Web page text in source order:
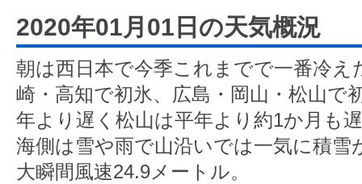
2020年01月01日の天気概況
朝は西日本で今季これまでで一番冷え
崎・高知で初氷、広島・岡山・松山で
年より遅く松山は平年より約1か月も
海側は雪や雨で山沿いでは一気に積雪
大瞬間風速24.9メートル。